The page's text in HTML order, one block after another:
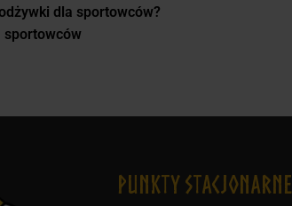
dla sportowców?
sportowców
Punkty Stacjonarne